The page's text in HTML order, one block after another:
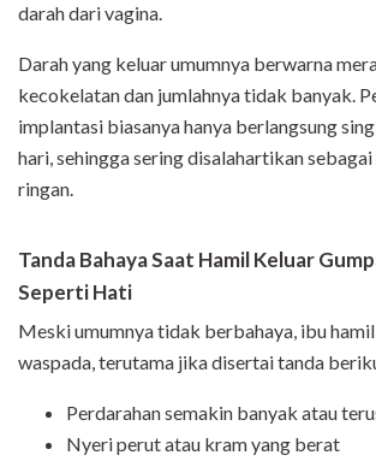
darah dari vagina.
Darah yang keluar umumnya berwarna
kecokelatan dan jumlahnya tidak banyak.
implantasi biasanya hanya berlangsung
hari, sehingga sering disalahartikan
ringan.
Tanda Bahaya Saat Hamil Keluar
Seperti Hati
Meski umumnya tidak berbahaya, ibu
waspada, terutama jika disertai tanda
Perdarahan semakin banyak atau
Nyeri perut atau kram yang berat